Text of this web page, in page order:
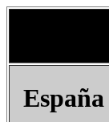
España